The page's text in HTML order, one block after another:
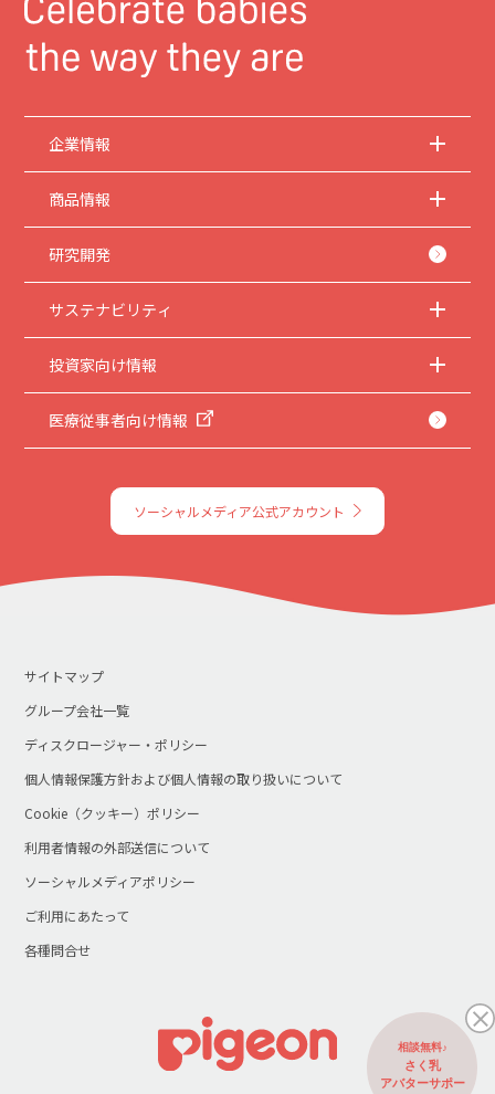
企業情報
商品情報
研究開発
サステナビリティ
投資家向け情報
医療従事者向け情報
ソーシャルメディア公式アカウント
サイトマップ
グループ会社一覧
ディスクロージャー・ポリシー
個人情報保護方針および個人情報の取り扱いについて
Cookie（クッキー）ポリシー
利用者情報の外部送信について
ソーシャルメディアポリシー
ご利用にあたって
各種問合せ
相談無料♪
さく乳
アバターサポー